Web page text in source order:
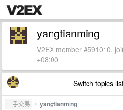
yangtianming
V2EX member #591010,
+08:00
Switch topics list
二手交易 • yangtianming